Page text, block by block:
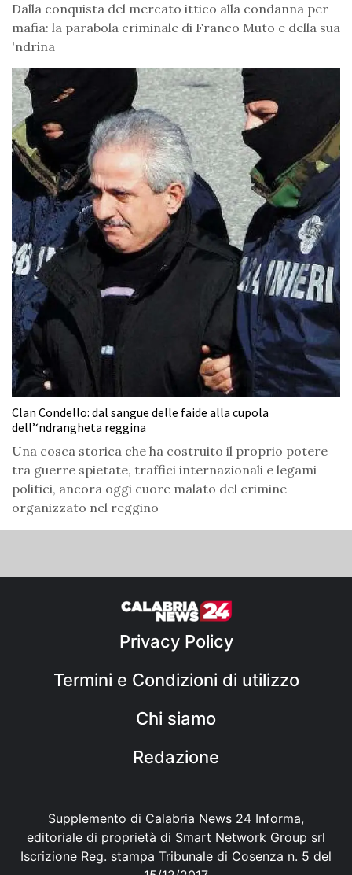
Dalla conquista del mercato ittico alla condanna per
mafia: la parabola criminale di Franco Muto e della sua
'ndrina
Clan Condello: dal sangue delle faide alla cupola
dell’‘ndrangheta reggina
Una cosca storica che ha costruito il proprio potere
tra guerre spietate, traffici internazionali e legami
politici, ancora oggi cuore malato del crimine
organizzato nel reggino
Privacy Policy
Termini e Condizioni di utilizzo
Chi siamo
Redazione
Supplemento di Calabria News 24 Informa,
editoriale di proprietà di Smart Network Group srl
Iscrizione Reg. stampa Tribunale di Cosenza n. 5 del